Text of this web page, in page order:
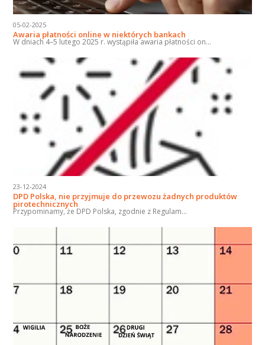
05-02-2025
Awaria płatności online w niektórych bankach
W dniach 4–5 lutego 2025 r. wystąpiła awaria płatności on...
23-12-2024
DPD Polska, nie przyjmuje do przewozu żadnych produktów
pirotechnicznych
Przypominamy, że DPD Polska, zgodnie z Regulam...